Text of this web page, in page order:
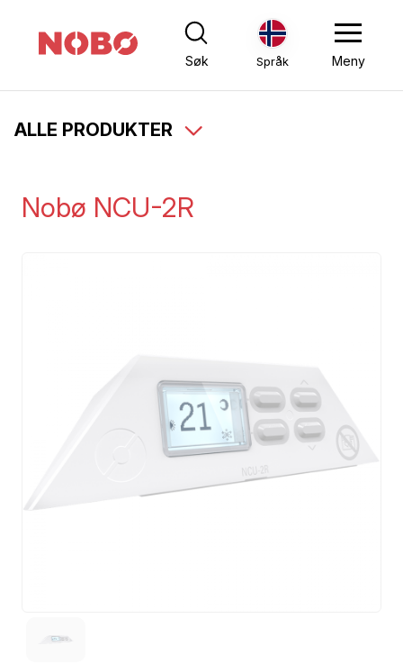
Søk Språk Meny
ALLE PRODUKTER
Nobø NCU-2R